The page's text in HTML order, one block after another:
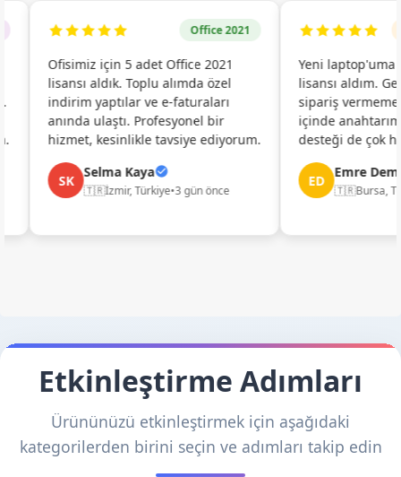
Office 2021
Ofisimiz için 5 adet Office 2021
lisansı aldık. Toplu alımda özel
indirim yaptılar ve e-faturaları
anında ulaştı. Profesyonel bir
hizmet, kesinlikle tavsiye ediyorum.
Selma Kaya
🇹🇷İzmir, Türkiye•3 gün önce
Yeni laptop'uma
lisansı aldım. Gece
sipariş vermeme
içinde anahtarımı
desteği de çok
ED
Emre Demir
🇹🇷Bursa, Türkiye
Etkinleştirme Adımları
Ürününüzü etkinleştirmek için aşağıdaki
kategorilerden birini seçin ve adımları takip edin